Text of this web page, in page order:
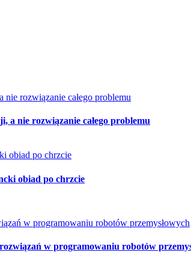
a nie rozwiązanie całego problemu
obiad po chrzcie
w programowaniu robotów